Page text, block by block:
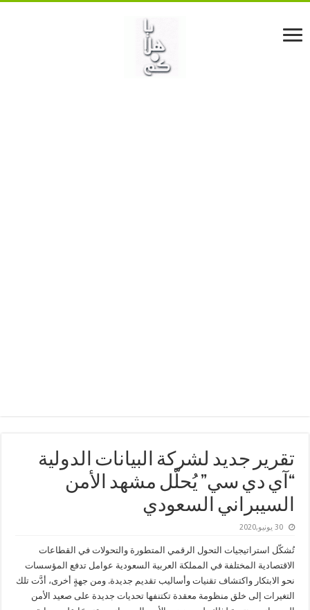
تقرير جديد لشركة البيانات الدولية
“آي دي سي” يُحلّل مشهد الأمن
السيبراني السعودي
30 يونيو,2020
تُشكّل استراتيجيات التحول الرقمي المتطورة والتحولات في القطاعات
الاقتصادية المختلفة في المملكة العربية السعودية عوامل تدفع المؤسسات
نحو الابتكار واكتشاف تقنيات وأساليب تقديم جديدة. ومن جهةٍ أخرى، أدَّت تلك
التغيرات إلى خلق منظومة معقدة تكتنفها تحديات جديدة على صعيد الأمن